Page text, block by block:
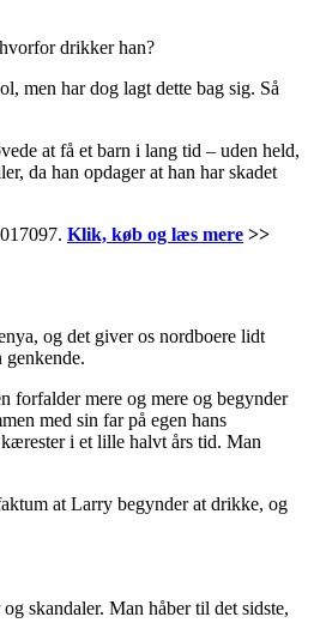
drikker han?
men har dog lagt dette bag sig. Så
at få et barn i lang tid – uden held,
da han opdager at han har skadet
Klik, køb og læs mere >>
og det giver os nordboere lidt
forfalder mere og mere og begynder
med sin far på egen hans
i et lille halvt års tid. Man
at Larry begynder at drikke, og
skandaler. Man håber til det sidste,